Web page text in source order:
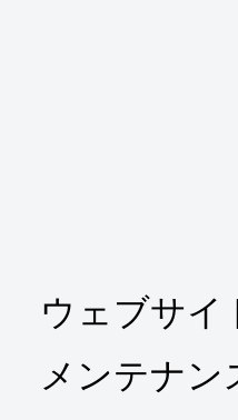
ウェブサイ
メンテナン